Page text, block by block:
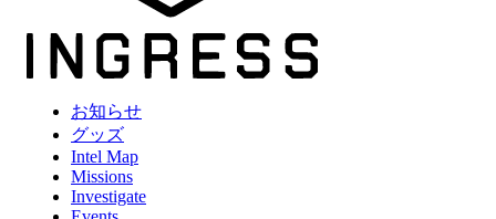
お知らせ
グッズ
Intel Map
Missions
Investigate